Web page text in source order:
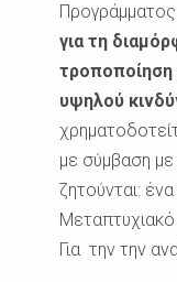
Προγράμματος
για τη
υψηλού
με σύμβαση
ζητούνται:
Για την την